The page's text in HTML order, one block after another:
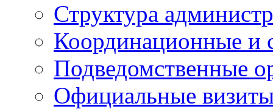
Структура
Координационные и
Подведомственные
Официальные